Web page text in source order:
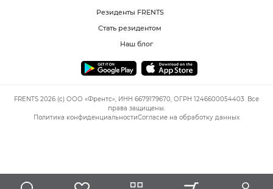
Резиденты FRENTS
Стать резидентом
Наш блог
FRENTS 2026 (c) ООО «Френтс», ИНН 6679179670, ОГРН 1246600054403. Все
права защищены.
Политика конфиденциальностиСогласие на обработку данных